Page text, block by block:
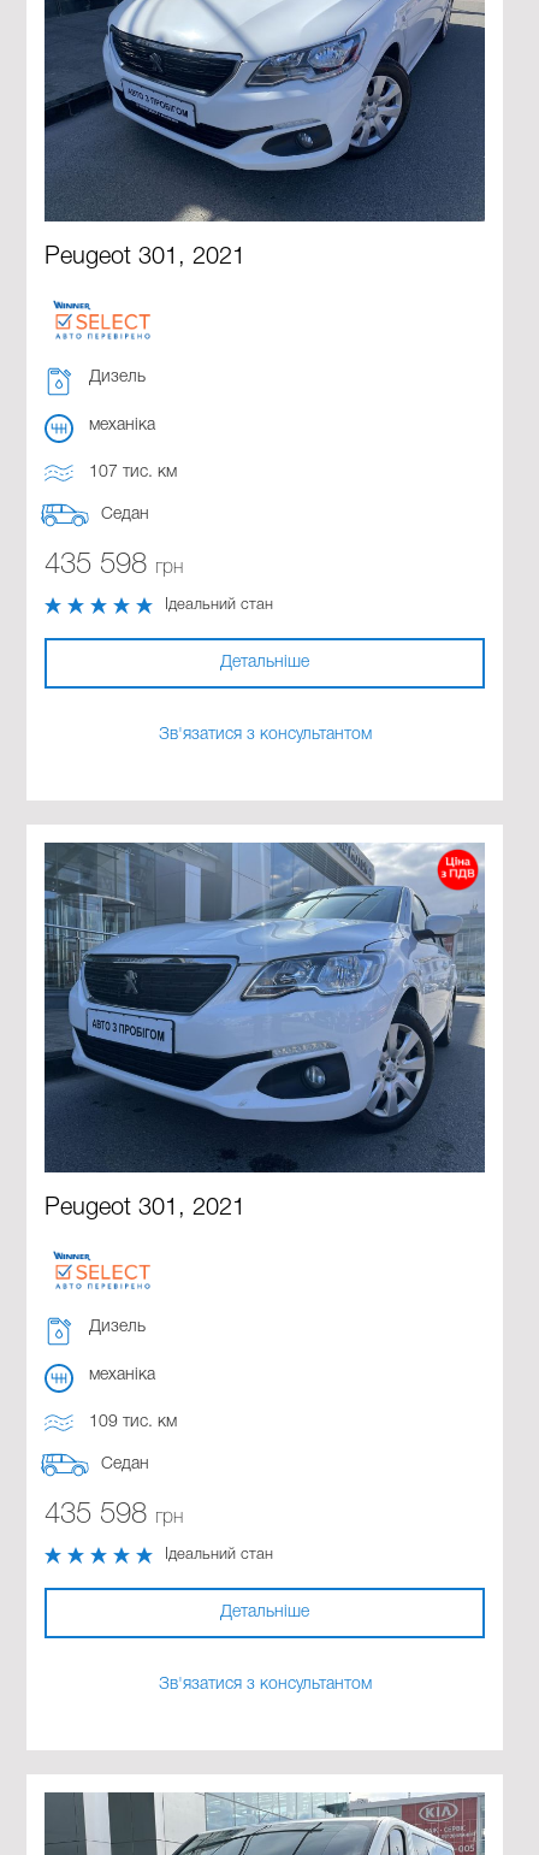
Peugeot 301, 2021
Дизель
механіка
107 тис. км
Седан
435 598 грн
Ідеальний стан
Детальніше
Зв'язатися з консультантом
Peugeot 301, 2021
Дизель
механіка
109 тис. км
Седан
435 598 грн
Ідеальний стан
Детальніше
Зв'язатися з консультантом